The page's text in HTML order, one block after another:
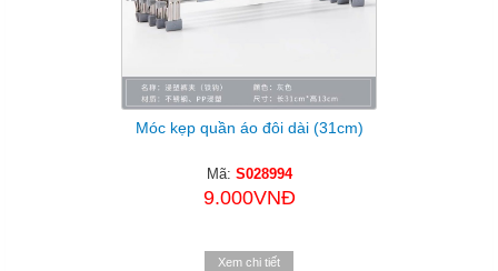
Móc kẹp quần áo đôi dài (31cm)
Mã: S028994
9.000VNĐ
Xem chi tiết